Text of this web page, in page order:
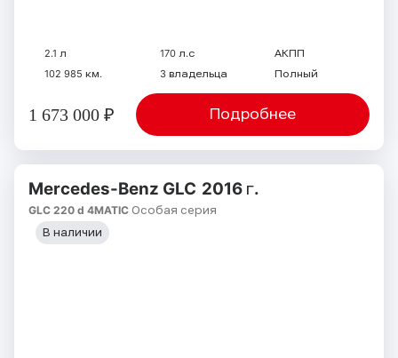
2.1 л 170 л.с
АКПП
102 985 км.
3 владельца Полный
Подробнее
1 673 000 ₽
Mercedes-Benz GLC 2016 г.
GLC 220 d 4MATIC Особая серия
В наличии